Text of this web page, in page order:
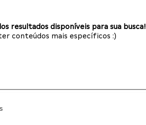
resultados disponíveis para sua busca!
conteúdos mais específicos :)